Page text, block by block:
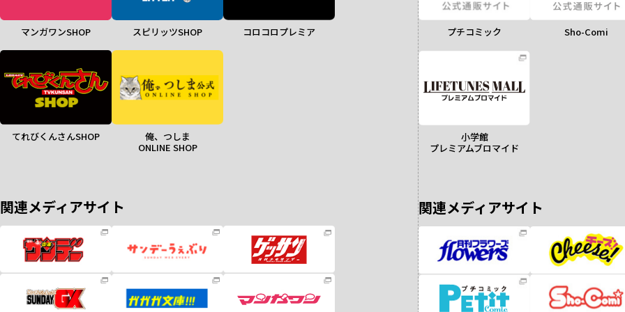
マンガワンSHOP スピリッツSHOP コロコロプレミア
てれびくんさんSHOP
俺、つしま
ONLINE SHOP
関連メディアサイト
プチコミック Sho-Comi
小学館
プレミアムブロマイド
関連メディアサイト